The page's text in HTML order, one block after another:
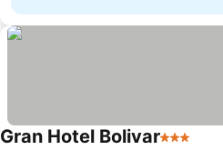
Gran Hotel Bolivar3 Estrellas